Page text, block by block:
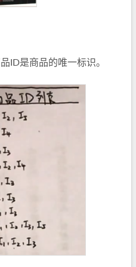
ID是商品的唯一标识。